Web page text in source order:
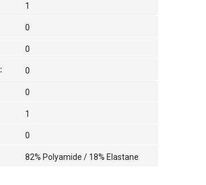
1
0
0
: 0
0
1
0
82% Polyamide / 18% Elastane